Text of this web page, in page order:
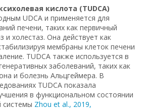
кислота (TUDCA)
UDCA и применяется для
печени, таких как первичный
и холестаз. Она действует как
мембраны клеток печени
TUDCA также используется в
заболеваний, таких как
и болезнь Альцгеймера. В
TUDCA показала
в функциональном состоянии
системы Zhou et al., 2019,